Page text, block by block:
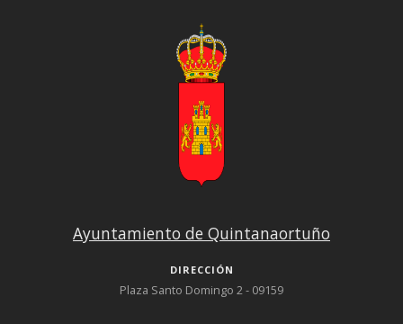
Ayuntamiento de Quintanaortuño
DIRECCIÓN
Plaza Santo Domingo 2 - 09159